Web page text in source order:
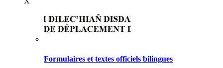
Formulaires et textes officiels bilingues